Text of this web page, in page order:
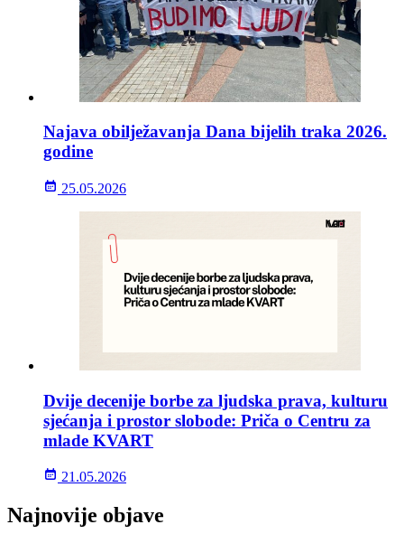
Najava obilježavanja Dana bijelih traka 2026.
godine
25.05.2026
Dvije decenije borbe za ljudska prava, kulturu
sjećanja i prostor slobode: Priča o Centru za
mlade KVART
21.05.2026
Najnovije objave